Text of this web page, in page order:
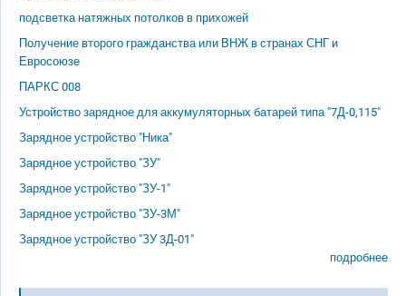
подсветка натяжных потолков в прихожей
Получение второго гражданства или ВНЖ в странах СНГ и
Евросоюзе
ПАРКС 008
Устройство зарядное для аккумуляторных батарей типа "7Д-0,115"
Зарядное устройство "Ника"
Зарядное устройство "ЗУ"
Зарядное устройство "ЗУ-1"
Зарядное устройство "ЗУ-3М"
Зарядное устройство "ЗУ 3Д-01"
подробнее